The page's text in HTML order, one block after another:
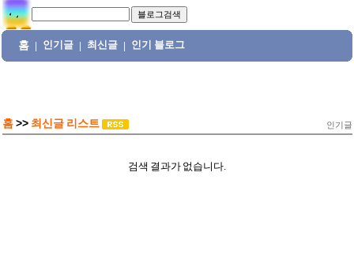
홈 인기글 최신글 인기 블로그
홈 >> 최신글 리스트 인기글
검색 결과가 없습니다.